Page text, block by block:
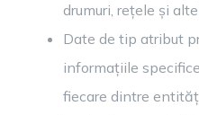
drumuri, rețele și
Date de tip atribut
informațiile
fiecare dintre